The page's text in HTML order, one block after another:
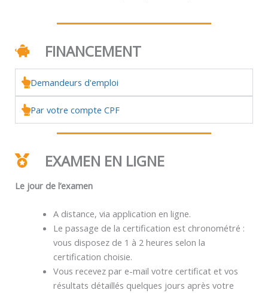
FINANCEMENT
Demandeurs d'emploi
Par votre compte CPF
EXAMEN EN LIGNE
Le jour de l’examen
A distance, via application en ligne.
Le passage de la certification est chronométré :
vous disposez de 1 à 2 heures selon la
certification choisie.
Vous recevez par e-mail votre certificat et vos
résultats détaillés quelques jours après votre